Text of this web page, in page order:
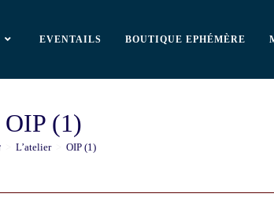
EVENTAILS BOUTIQUE EPHÉMÈRE
OIP (1)
L’atelier OIP (1)